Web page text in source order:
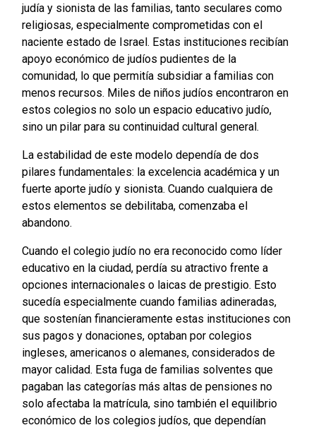
judía y sionista de las familias, tanto seculares como
religiosas, especialmente comprometidas con el
naciente estado de Israel. Estas instituciones recibían
apoyo económico de judíos pudientes de la
comunidad, lo que permitía subsidiar a familias con
menos recursos. Miles de niños judíos encontraron en
estos colegios no solo un espacio educativo judío,
sino un pilar para su continuidad cultural general.
La estabilidad de este modelo dependía de dos
pilares fundamentales: la excelencia académica y un
fuerte aporte judío y sionista. Cuando cualquiera de
estos elementos se debilitaba, comenzaba el
abandono.
Cuando el colegio judío no era reconocido como líder
educativo en la ciudad, perdía su atractivo frente a
opciones internacionales o laicas de prestigio. Esto
sucedía especialmente cuando familias adineradas,
que sostenían financieramente estas instituciones con
sus pagos y donaciones, optaban por colegios
ingleses, americanos o alemanes, considerados de
mayor calidad. Esta fuga de familias solventes que
pagaban las categorías más altas de pensiones no
solo afectaba la matrícula, sino también el equilibrio
económico de los colegios judíos, que dependían